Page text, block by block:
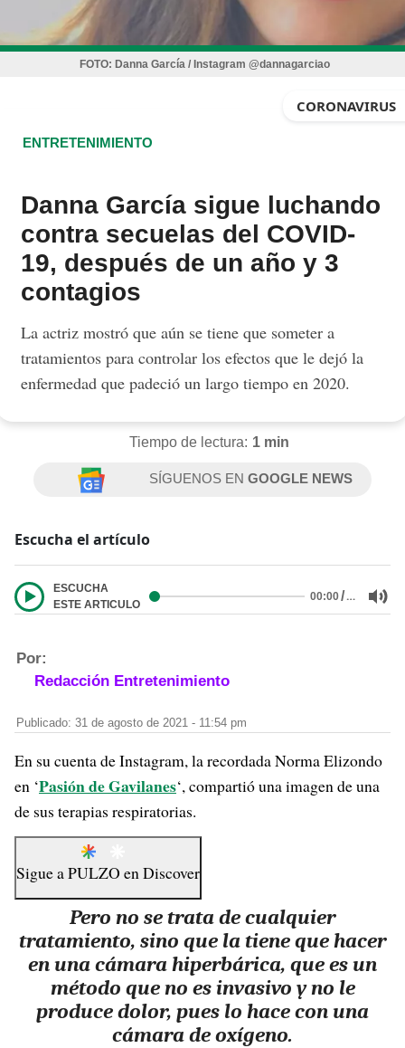
FOTO: Danna García / Instagram @dannagarciao
CORONAVIRUS
ENTRETENIMIENTO
Danna García sigue luchando
contra secuelas del COVID-
19, después de un año y 3
contagios
La actriz mostró que aún se tiene que someter a
tratamientos para controlar los efectos que le dejó la
enfermedad que padeció un largo tiempo en 2020.
Tiempo de lectura: 1 min
SÍGUENOS ENGOOGLE NEWS
Escucha el artículo
ESCUCHA
ESTE ARTICULO
00:00/…
Por:
Redacción Entretenimiento
Publicado: 31 de agosto de 2021 - 11:54 pm
En su cuenta de Instagram, la recordada Norma Elizondo
en ‘Pasión de Gavilanes‘, compartió una imagen de una
de sus terapias respiratorias.
Sigue aPULZO enDiscover
Pero no se trata de cualquier
tratamiento, sino que la tiene que hacer
en una cámara hiperbárica, que es un
método que no es invasivo y no le
produce dolor, pues lo hace con una
cámara de oxígeno.